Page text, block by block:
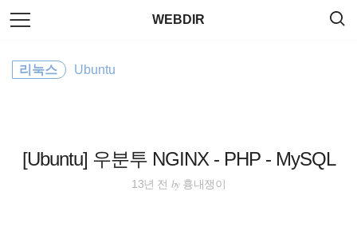
본
문
로
WEBDIR
[Ubuntu] 우분투 NGINX - PHP - MySQL
리눅스 Ubuntu
13년 전 by흉내쟁이
색
Plugin